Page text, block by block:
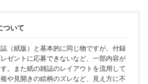
ついて
（紙版）と基本的に同じ物ですが、付録
ゼントに応募できないなど、一部内容が
。また紙の雑誌のレイアウトを流用して
や見開きの絵柄のズレなど、見え方に不